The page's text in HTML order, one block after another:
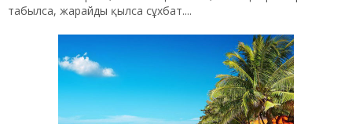
табылса, жарайды қылса сұхбат....